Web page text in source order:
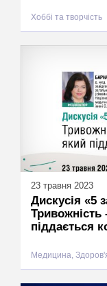
Хоббі та творчість
23 травня 2023
Дискусія «5
піддається
Медицина,